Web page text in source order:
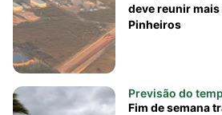
deve reunir
Pinheiros
Previsão do
Fim de semana